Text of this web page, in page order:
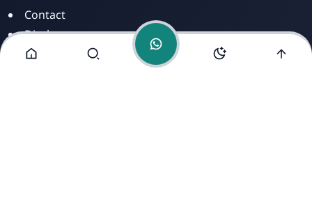
Contact
Disclamer
Sitemap